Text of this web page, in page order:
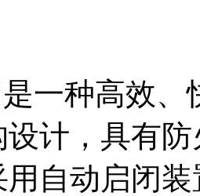
一种高效、
计，具有
自动启闭